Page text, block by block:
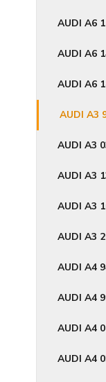
AUDI A6
AUDI A6
AUDI A6
AUDI A3
AUDI A3
AUDI A3
AUDI A3
AUDI A3
AUDI A4
AUDI A4
AUDI A4
AUDI A4